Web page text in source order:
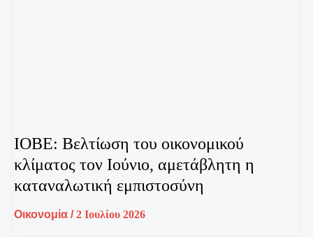
ΙΟΒΕ: Βελτίωση του οικονομικού
κλίματος τον Ιούνιο, αμετάβλητη η
καταναλωτική εμπιστοσύνη
Οικονομία /2 Ιουλίου 2026